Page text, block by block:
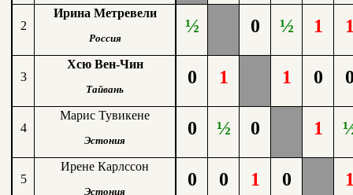
2
Ирина Метревели
½ 0 ½ 1
Россия
3
Хсю Вен-Чин
0 1 1 0
Тайвань
4
Марис Тувикене
0 ½ 0 1
Эстония
5
Ирене Карлссон
0 0 1 0
Эстония